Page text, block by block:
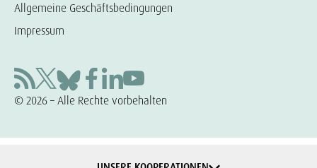
Allgemeine Geschäftsbedingungen
Impressum
© 2026 – Alle Rechte vorbehalten